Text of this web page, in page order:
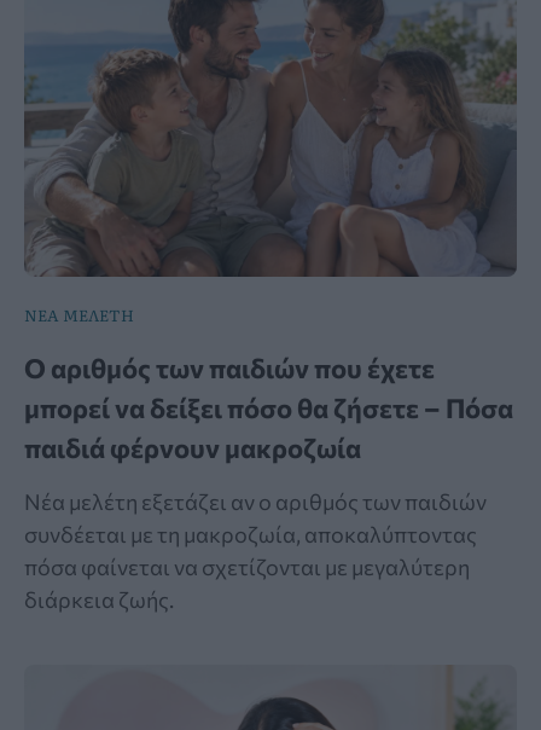
ΝΕΑ ΜΕΛΕΤΗ
Ο αριθμός των παιδιών που έχετε
μπορεί να δείξει πόσο θα ζήσετε – Πόσα
παιδιά φέρνουν μακροζωία
Νέα μελέτη εξετάζει αν ο αριθμός των παιδιών
συνδέεται με τη μακροζωία, αποκαλύπτοντας
πόσα φαίνεται να σχετίζονται με μεγαλύτερη
διάρκεια ζωής.